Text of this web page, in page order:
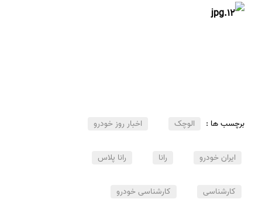
برچسب ها : الوچک اخبار روز خودرو
ایران خودرو رانا رانا پلاس
کارشناسی کارشناسی خودرو